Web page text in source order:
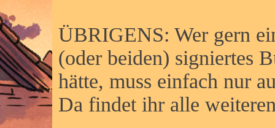
ÜBRIGENS: Wer gern
(oder beiden) signiertes
hätte, muss einfach nur
Da findet ihr alle